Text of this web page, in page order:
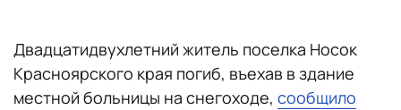
Двадцатидвухлетний житель поселка Носок
Красноярского края погиб, въехав в здание
местной больницы на снегоходе, сообщило